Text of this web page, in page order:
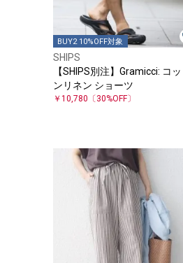
BUY2 10%OFF対象
SHIPS
【SHIPS別注】Gramicci: コ
ンリネン ショーツ
￥10,780 〔30%OFF〕